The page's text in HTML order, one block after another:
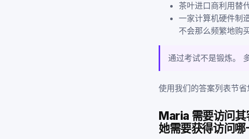
茶叶进口商利用替
一家计算机硬件制
不会那么频繁地购
通过考试不是锻炼。
使用我们的答案列表节省
Maria 需要访问其
她需要获得访问哪